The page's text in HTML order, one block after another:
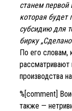
станем первой
которая будет
субсидию для
бирку
По его словам,
рассматривают
производства
%[comment]
также —